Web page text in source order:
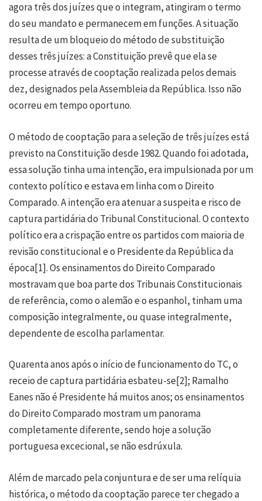
agora três dos juízes que o integram, atingiram o termo
do seu mandato e permanecem em funções. A situação
resulta de um bloqueio do método de substituição
desses três juízes: a Constituição prevê que ela se
processe através de cooptação realizada pelos demais
dez, designados pela Assembleia da República. Isso não
ocorreu em tempo oportuno.
O método de cooptação para a seleção de três juízes está
previsto na Constituição desde 1982. Quando foi adotada,
essa solução tinha uma intenção, era impulsionada por um
contexto político e estava em linha com o Direito
Comparado. A intenção era atenuar a suspeita e risco de
captura partidária do Tribunal Constitucional. O contexto
político era a crispação entre os partidos com maioria de
revisão constitucional e o Presidente da República da
época[1]. Os ensinamentos do Direito Comparado
mostravam que boa parte dos Tribunais Constitucionais
de referência, como o alemão e o espanhol, tinham uma
composição integralmente, ou quase integralmente,
dependente de escolha parlamentar.
Quarenta anos após o início de funcionamento do TC, o
receio de captura partidária esbateu-se[2]; Ramalho
Eanes não é Presidente há muitos anos; os ensinamentos
do Direito Comparado mostram um panorama
completamente diferente, sendo hoje a solução
portuguesa excecional, se não esdrúxula.
Além de marcado pela conjuntura e de ser uma relíquia
histórica, o método da cooptação parece ter chegado a